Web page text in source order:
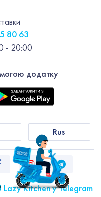
додатку
Rus
80 63
- 20:00
Lazy Kitchen у Telegram